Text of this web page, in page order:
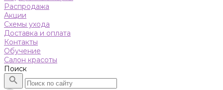
Распродажа
Акции
Схемы ухода
Доставка и оплата
Контакты
Обучение
Салон красоты
Поиск